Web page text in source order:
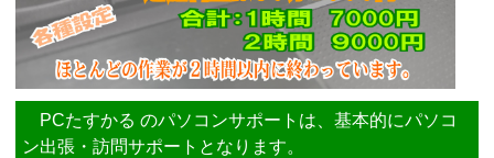
PCたすかる のパソコンサポートは、基本的にパソコ
ン出張・訪問サポートとなります。